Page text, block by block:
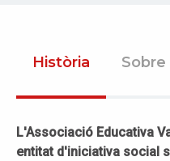
Història Sobre
L'Associació Educativa
entitat d'iniciativa social